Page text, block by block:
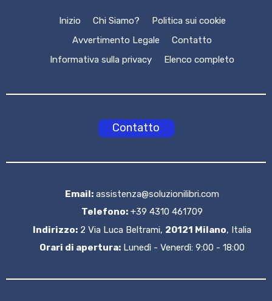
Inizio Chi Siamo?
Politica sui cookie
Avvertimento Legale
Contatto
Informativa sulla privacy
Elenco completo
Contatto
Email: assistenza@soluzionilibri.com
Telefono: +39 4310 461709
Indirizzo: 2 Via Luca Beltrami, 20121 Milano, Italia
Orari di apertura: Lunedì - Venerdì: 9:00 - 18:00